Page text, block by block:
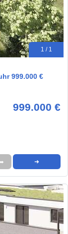
1 / 1
999.000 €
999.000 €
➜